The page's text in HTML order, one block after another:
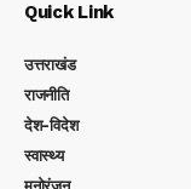
Quick Link
उत्तराखंड
राजनीति
देश-विदेश
स्वास्थ्य